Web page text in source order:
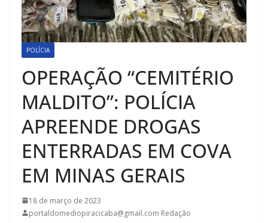
POLÍCIA
OPERAÇÃO “CEMITÉRIO
MALDITO”: POLÍCIA
APREENDE DROGAS
ENTERRADAS EM COVA
EM MINAS GERAIS
18 de março de 2023
portaldomediopiracicaba@gmail.com Redação